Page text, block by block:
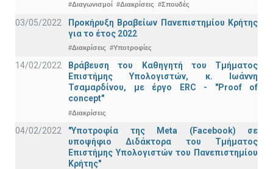
#Διαγωνισμοί #Διακρίσεις #Σπουδές
03/05/2022
Προκήρυξη Βραβείων Πανεπιστημίου Κρήτης
για το έτος 2022
#Διακρίσεις #Υποτροφίες
14/02/2022
Βράβευση του Καθηγητή του Τμήματος
Επιστήμης Υπολογιστών, κ. Ιωάννη
Τσαμαρδίνου, με έργο ERC - "Proof of
concept"
#Διακρίσεις
04/02/2022
"Υποτροφία της Meta (Facebook) σε
υποψήφιο Διδάκτορα του Τμήματος
Επιστήμης Υπολογιστών του Πανεπιστημίου
Κρήτης"